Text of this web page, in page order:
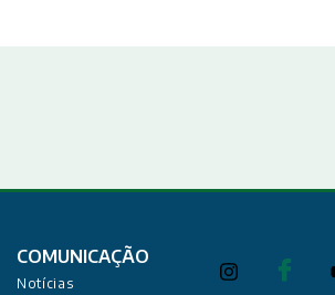
COMUNICAÇÃO
Notícias